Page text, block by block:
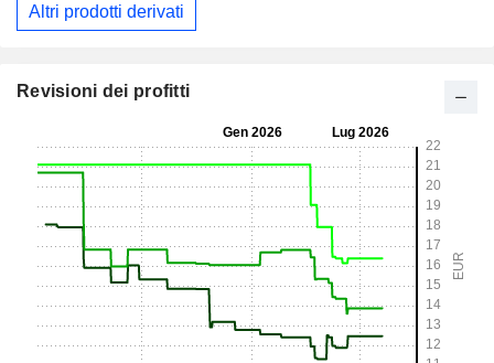
Altri prodotti derivati
Revisioni dei profitti